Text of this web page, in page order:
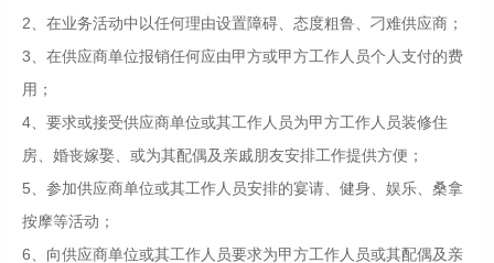
2、在业务活动中以任何理由设置障碍、态度粗鲁、刁难供应商；
3、在供应商单位报销任何应由甲方或甲方工作人员个人支付的费
用；
4、要求或接受供应商单位或其工作人员为甲方工作人员装修住
房、婚丧嫁娶、或为其配偶及亲戚朋友安排工作提供方便；
5、参加供应商单位或其工作人员安排的宴请、健身、娱乐、桑拿
按摩等活动；
6、向供应商单位或其工作人员要求为甲方工作人员或其配偶及亲